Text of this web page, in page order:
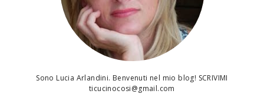
Sono Lucia Arlandini. Benvenuti nel mio blog! SCRIVIMI
ticucinocosi@gmail.com